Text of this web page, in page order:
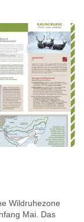
Wildruhezone
Mai. Das